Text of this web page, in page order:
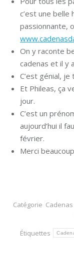
c’est une
passionnante,
On y raconte
cadenas et il y
C’est génial,
Et Phileas, ça
jour.
C’est un
aujourd’hui il
février.
Merci
Catégorie
Étiquettes